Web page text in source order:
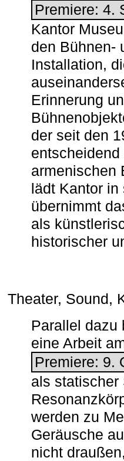
Premiere: 4.
Kantor
den Bühnen-
Installation,
Erinnerung
der seit den
armenischen
lädt Kantor in
übernimmt
als
historischer
Theater, Sound,
Parallel dazu
eine Arbeit
Premiere: 9.
als statischer
werden zu
Geräusche
nicht